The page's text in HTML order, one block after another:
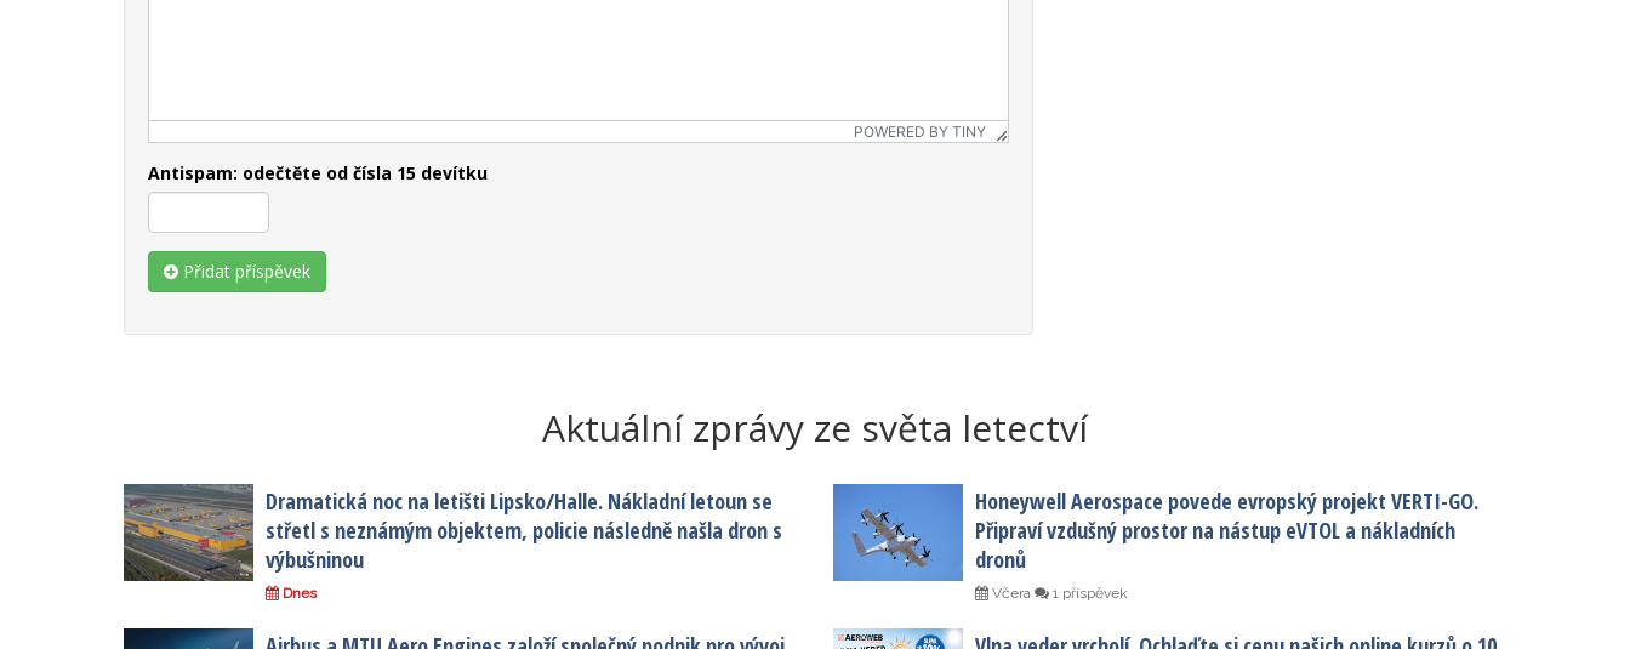
POWERED BY TINY
Antispam: odečtěte od čísla 15 devítku
Přidat příspěvek
Aktuální zprávy ze světa letectví
Dramatická noc na letišti Lipsko/Halle. Nákladní letoun se
střetl s neznámým objektem, policie následně našla dron s
výbušninou
Dnes
Honeywell Aerospace povede evropský projekt VERTI-GO.
Připraví vzdušný prostor na nástup eVTOL a nákladních
dronů
Včera 1 příspěvek